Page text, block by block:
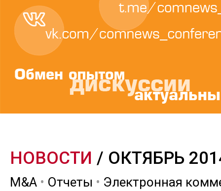
НОВОСТИ / ОКТЯБРЬ
M&A • Отчеты • Электронная